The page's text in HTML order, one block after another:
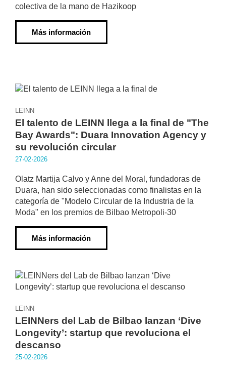
colectiva de la mano de Hazikoop
Más información
LEINN
El talento de LEINN llega a la final de "The
Bay Awards": Duara Innovation Agency y
su revolución circular
27·02·2026
Olatz Martija Calvo y Anne del Moral, fundadoras de
Duara, han sido seleccionadas como finalistas en la
categoría de "Modelo Circular de la Industria de la
Moda" en los premios de Bilbao Metropoli-30
Más información
LEINN
LEINNers del Lab de Bilbao lanzan ‘Dive
Longevity’: startup que revoluciona el
descanso
25·02·2026